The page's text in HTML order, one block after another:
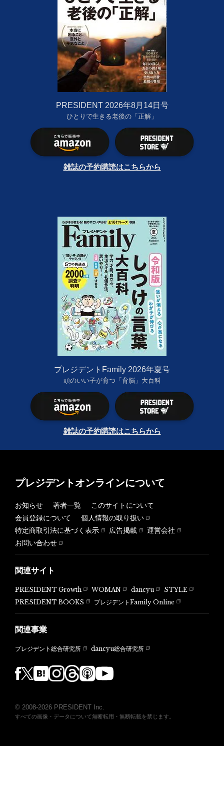
PRESIDENT 2026年8月14日号
ひとりで生きる老後の「正解」
雑誌の予約購読はこちらから
プレジデントFamily 2026年夏号
頭のいい子が育つ「育脳」大百科
雑誌の予約購読はこちらから
プレジデントオンラインについて
お知らせ 著者一覧
このサイトについて
会員登録について
個人情報の取り扱い
特定商取引法に基づく表示
広告掲載
運営会社
お問い合わせ
関連サイト
PRESIDENT Growth WOMAN dancyu
STYLE
PRESIDENT BOOKS
プレジデントFamily Online
関連事業
プレジデント総合研究所 dancyu総合研究所
© 2008-2026 PRESIDENT Inc.
すべての画像・データについて無断転用・無断転載を禁じます。